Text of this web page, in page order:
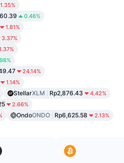
1.35%
0.46%
1.81%
3.37%
24.14%
1.14%
StellarXLM Rp2,876.43 4.42%
2.66%
OndoONDO Rp6,625.58 2.13%